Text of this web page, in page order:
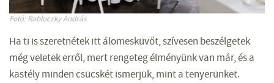
Fotó: Rabloczky András
Ha ti is szeretnétek itt álomesküvőt, szívesen beszélgetek
még veletek erről, mert rengeteg élményünk van már, és a
kastély minden csücskét ismerjük, mint a tenyerünket.